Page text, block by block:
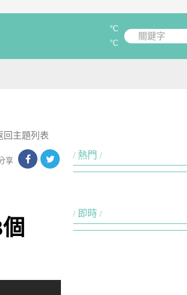
關鍵字
°C
°C
回主題列表
享
熱門
即時